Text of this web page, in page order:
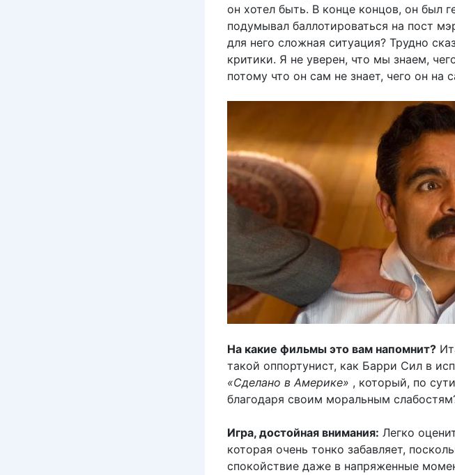
он хотел быть. В конце концов, он был
подумывал баллотироваться на пост
для него сложная ситуация? Трудно
критики. Я не уверен, что мы знаем,
потому что он сам не знает, чего он на
На какие фильмы это вам напомнит?
такой оппортунист, как Барри Сил в
«Сделано в Америке» , который, по
благодаря своим моральным
Игра, достойная внимания: Легко
которая очень тонко забавляет,
спокойствие даже в напряженные